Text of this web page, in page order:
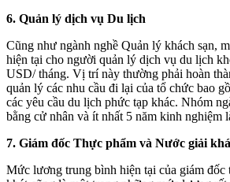
6. Quản lý dịch vụ Du lịch
Cũng như ngành nghề Quản lý khách sạn,
hiện tại cho người quản lý dịch vụ du lịch
USD/ tháng. Vị trí này thường phải hoàn
quản lý các nhu cầu đi lại của tổ chức bao
các yêu cầu du lịch phức tạp khác. Nhóm
bằng cử nhân và ít nhất 5 năm kinh nghiệm
7. Giám đốc Thực phẩm và Nước giải
Mức lương trung bình hiện tại của giám đốc